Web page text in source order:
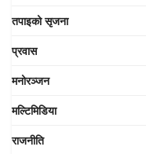
तपाइको सृजना
प्रवास
मनोरञ्जन
मल्टिमिडिया
राजनीति